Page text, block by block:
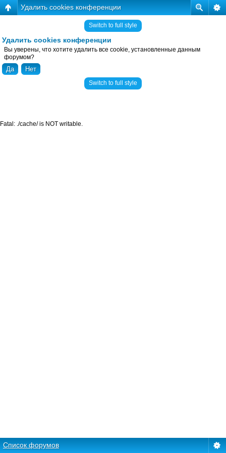
Удалить cookies конференции
Switch to full style
Удалить cookies конференции
Вы уверены, что хотите удалить все cookie, установленные данным
форумом?
Switch to full style
Список форумов
Fatal: ./cache/ is NOT writable.